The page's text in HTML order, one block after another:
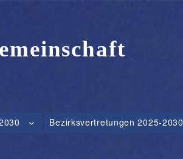
Bezirksvertretungen 2025-2030